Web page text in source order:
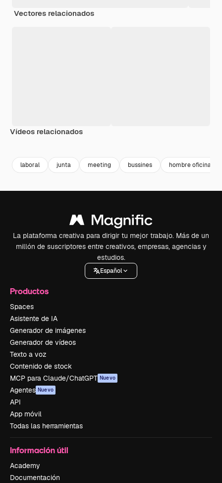
Vectores relacionados
Vídeos relacionados
laboral junta meeting bussines hombre oficina
La plataforma creativa para dirigir tu mejor trabajo. Más de un
millón de suscriptores entre creativos, empresas, agencias y
estudios.
Español
Productos
Spaces
Asistente de IA
Generador de imágenes
Generador de vídeos
Texto a voz
Contenido de stock
MCP para Claude/ChatGPT Nuevo
Agentes Nuevo
API
App móvil
Todas las herramientas
Información útil
Academy
Documentación